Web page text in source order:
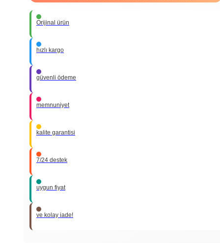
Orijinal ürün
hızlı kargo
güvenli ödeme
memnuniyet
kalite garantisi
7/24 destek
uygun fiyat
ve kolay iade!